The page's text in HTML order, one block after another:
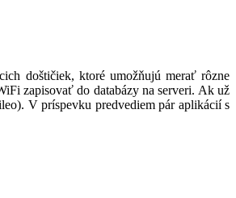
doštičiek, ktoré umožňujú merať rôzne
zapisovať do databázy na serveri. Ak už
V príspevku predvediem pár aplikácií s